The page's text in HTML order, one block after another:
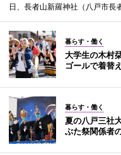
日、長者山新羅神社（八戸市長
暮らす・働く
大学生の木村
ゴールで着替
暮らす・働く
夏の八戸三社
ぶた祭関係者